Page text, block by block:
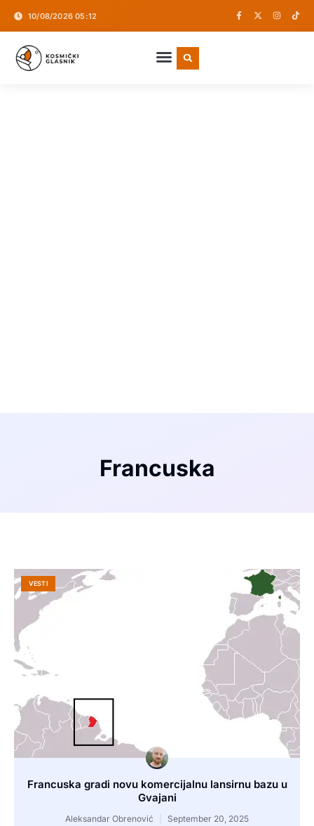
10/08/2026 05:12
Francuska
VESTI
Francuska gradi novu komercijalnu lansirnu bazu u
Gvajani
Aleksandar Obrenović September 20, 2025